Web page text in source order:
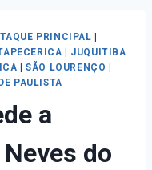
PRINCIPAL
JUQUITIBA
|SÃO LOURENÇO
PAULISTA
a
do